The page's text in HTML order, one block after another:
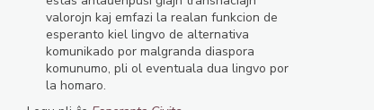
valorojn kaj emfazi la realan funkcion de
esperanto kiel lingvo de alternativa
komunikado por malgranda diaspora
komunumo, pli ol eventuala dua lingvo por
la homaro.